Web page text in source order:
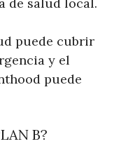
de salud local.
puede cubrir
y el
puede
B?